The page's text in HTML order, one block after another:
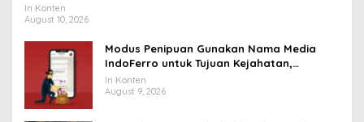
In Konten
August 10, 2026
Modus Penipuan Gunakan Nama Media
IndoFerro untuk Tujuan Kejahatan,
Waspadalah!
In Konten
August 9, 2026